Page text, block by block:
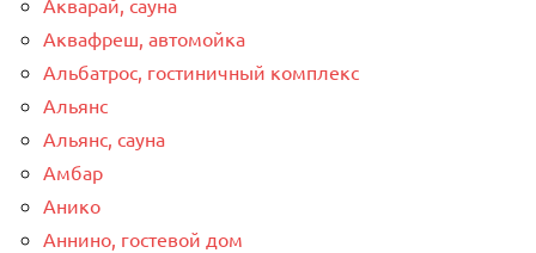
Акварай, сауна
Аквафреш, автомойка
Альбатрос, гостиничный комплекс
Альянс
Альянс, сауна
Амбар
Анико
Аннино, гостевой дом